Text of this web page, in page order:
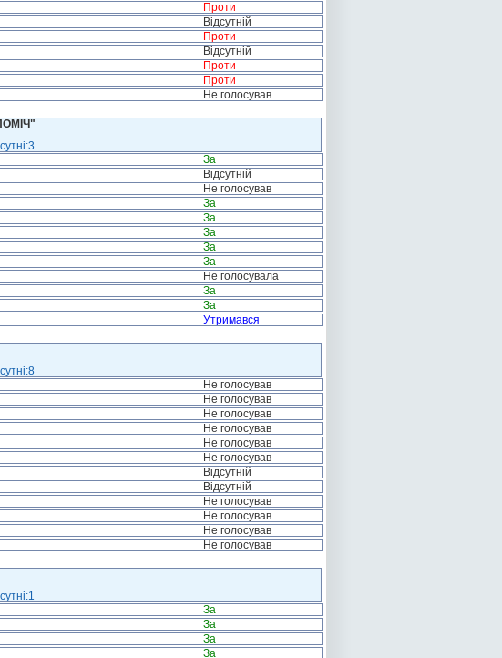
Проти
Відсутній
Проти
Відсутній
Проти
Проти
Не голосував
За
Відсутній
Не голосував
За
За
За
За
За
Не голосувала
За
За
Утримався
Не голосував
Не голосував
Не голосував
Не голосував
Не голосував
Не голосував
Відсутній
Відсутній
Не голосував
Не голосував
Не голосував
Не голосував
За
За
За
За